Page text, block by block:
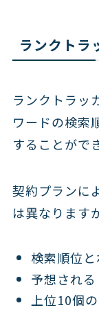
ランクトラ
ランクトラッ
ワードの検索
することがで
契約プランに
は異なります
検索順位
予想され
上位10個